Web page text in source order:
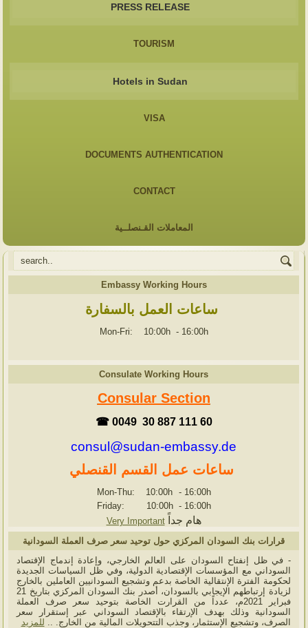
PRESS RELEASE
TOURISM
Hotels in Sudan
VISA
DOCUMENTS AUTHENTICATION
CONTACT
المعاملات القـنصلــية
Embassy Working Hours
ساعات العمل بالسفارة
Mon-Fri: 10:00h - 16:00h
Consulate Working Hours
Consular Section
☎ 0049 30 887 111 60
consul@sudan-embassy.de
ساعات عمل القسم القنصلي
Mon-Thu: 10:00h - 16:00h
Friday: 10:00h - 16:00h
Very Important
هام جداً
قرارات بنك السودان المركزي حول توحيد سعر صرف العملة السودانية
- في ظل إنفتاح السودان على العالم الخارجي، وإعادة إندماج الإقتصاد
السوداني مع المؤسسات الإقتصادية الدولية، وفي ظل السياسات الجديدة
لحكومة الفترة الإنتقالية الخاصة بدعم وتشجيع السودانيين العاملين بالخارج
لزيادة إرتباطهم الإيجابي بالسودان، أصدر بنك السودان المركزي بتاريخ 21
فبراير 2021م، عدداً من القرارت الخاصة بتوحيد سعر صرف العملة
السودانية وذلك بهدف الإرتقاء بالإقتصاد السوداني عبر إستقرار سعر
الصرف، وتشجيع الإستثمار، وجذب التتحويلات المالية من الخارج. .. للمزيد